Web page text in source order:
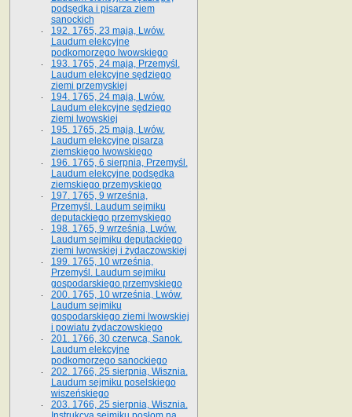
podsędka i pisarza ziem
sanockich
192. 1765, 23 maja, Lwów.
Laudum elekcyjne
podkomorzego lwowskiego
193. 1765, 24 maja, Przemyśl.
Laudum elekcyjne sędziego
ziemi przemyskiej
194. 1765, 24 maja, Lwów.
Laudum elekcyjne sędziego
ziemi lwowskiej
195. 1765, 25 maja, Lwów.
Laudum elekcyjne pisarza
ziemskiego lwowskiego
196. 1765, 6 sierpnia, Przemyśl.
Laudum elekcyjne podsędka
ziemskiego przemyskiego
197. 1765, 9 września,
Przemyśl. Laudum sejmiku
deputackiego przemyskiego
198. 1765, 9 września, Lwów.
Laudum sejmiku deputackiego
ziemi lwowskiej i żydaczowskiej
199. 1765, 10 września,
Przemyśl. Laudum sejmiku
gospodarskiego przemyskiego
200. 1765, 10 września, Lwów.
Laudum sejmiku
gospodarskiego ziemi lwowskiej
i powiatu żydaczowskiego
201. 1766, 30 czerwca, Sanok.
Laudum elekcyjne
podkomorzego sanockiego
202. 1766, 25 sierpnia, Wisznia.
Laudum sejmiku poselskiego
wiszeńskiego
203. 1766, 25 sierpnia, Wisznia.